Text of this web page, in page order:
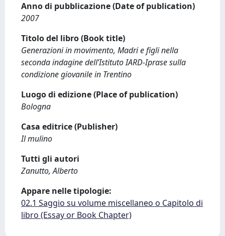
Anno di pubblicazione (Date of publication)
2007
Titolo del libro (Book title)
Generazioni in movimento, Madri e figli nella
seconda indagine dell’Istituto IARD-Iprase sulla
condizione giovanile in Trentino
Luogo di edizione (Place of publication)
Bologna
Casa editrice (Publisher)
Il mulino
Tutti gli autori
Zanutto, Alberto
Appare nelle tipologie:
02.1 Saggio su volume miscellaneo o Capitolo di
libro (Essay or Book Chapter)